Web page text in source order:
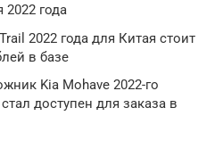
2022 года
2022 года для Китая стоит
в базе
Kia Mohave 2022-го
доступен для заказа в